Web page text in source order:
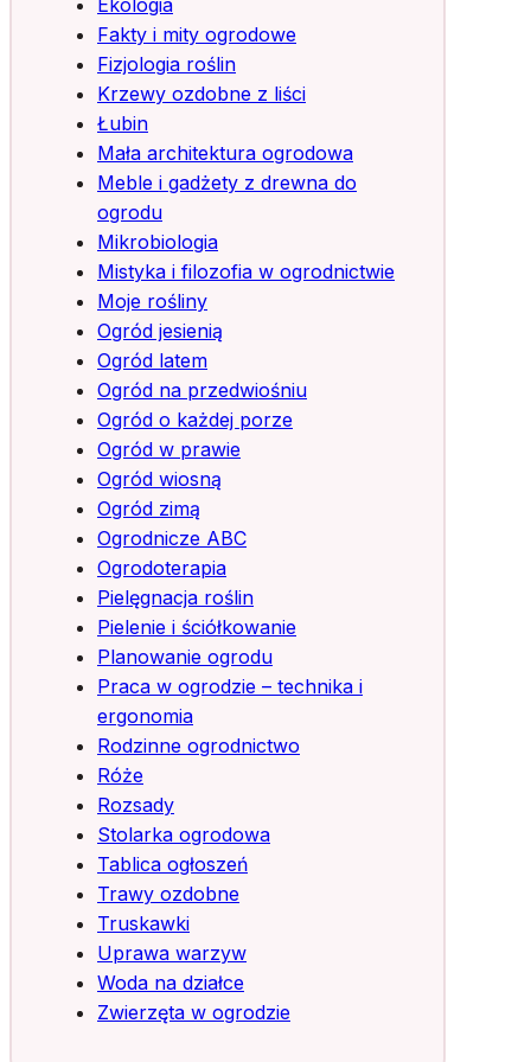
Ekologia
Fakty i mity ogrodowe
Fizjologia roślin
Krzewy ozdobne z liści
Łubin
Mała architektura ogrodowa
Meble i gadżety z drewna do
ogrodu
Mikrobiologia
Mistyka i filozofia w ogrodnictwie
Moje rośliny
Ogród jesienią
Ogród latem
Ogród na przedwiośniu
Ogród o każdej porze
Ogród w prawie
Ogród wiosną
Ogród zimą
Ogrodnicze ABC
Ogrodoterapia
Pielęgnacja roślin
Pielenie i ściółkowanie
Planowanie ogrodu
Praca w ogrodzie – technika i
ergonomia
Rodzinne ogrodnictwo
Róże
Rozsady
Stolarka ogrodowa
Tablica ogłoszeń
Trawy ozdobne
Truskawki
Uprawa warzyw
Woda na działce
Zwierzęta w ogrodzie